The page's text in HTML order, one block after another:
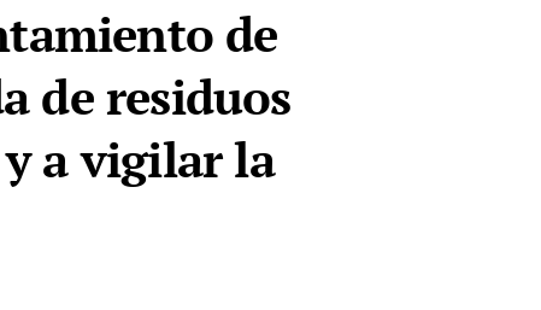
de
de residuos
a vigilar la